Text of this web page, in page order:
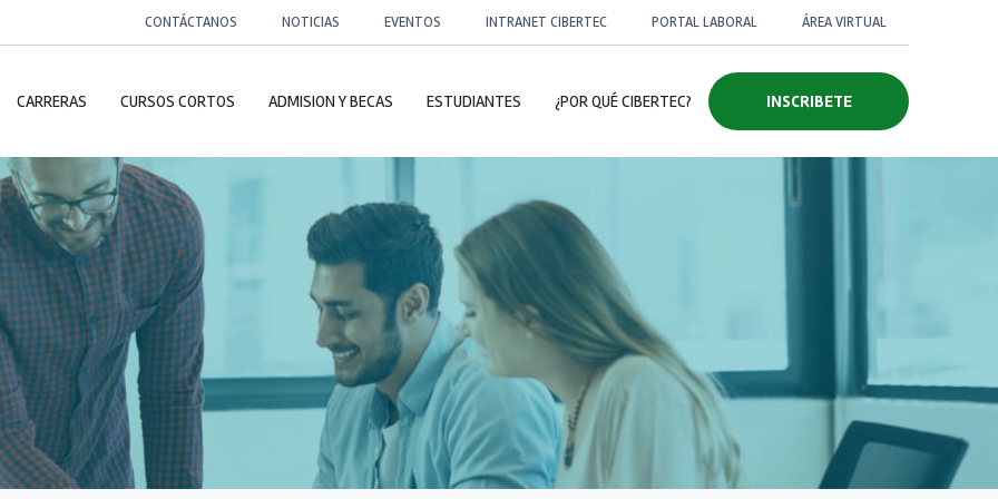
CONTÁCTANOS NOTICIAS EVENTOS INTRANET CIBERTEC PORTAL LABORAL ÁREA VIRTUAL
CARRERAS CURSOS CORTOS ADMISION Y BECAS ESTUDIANTES ¿POR QUÉ CIBERTEC? INSCRIBETE